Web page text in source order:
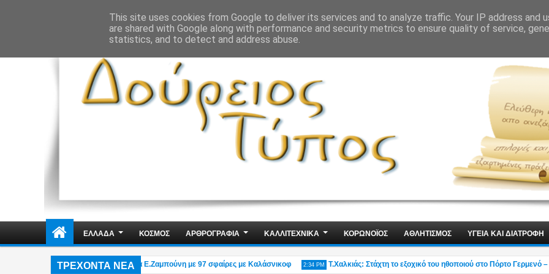
ΕΛΛΑΔΑ ΚΟΣΜΟΣ ΑΡΘΡΟΓΡΑΦΙΑ ΚΑΛΛΙΤΕΧΝΙΚΑ ΚΟΡΩΝΟΪΟΣ ΑΘΛΗΤΙΣΜΟΣ ΥΓΕΙΑ ΚΑΙ ΔΙΑΤΡΟΦΗ
ΤΡΕΧΟΝΤΑ ΝΕΑ
«Greek Mafia» – Για την δολοφνία Ε.Ζαμπούνη με 97 σφαίρες με Καλάσνικοφ 2:34 PM Τ.Χαλκιάς: Στάχτη το εξοχικό του ηθοποιού στο Πόρτο Γερμενό – Η
This site uses cookies from Google to deliver its services and to analyze traffic. Your IP address and
are shared with Google along with performance and security metrics to ensure quality of service,
statistics, and to detect and address abuse.